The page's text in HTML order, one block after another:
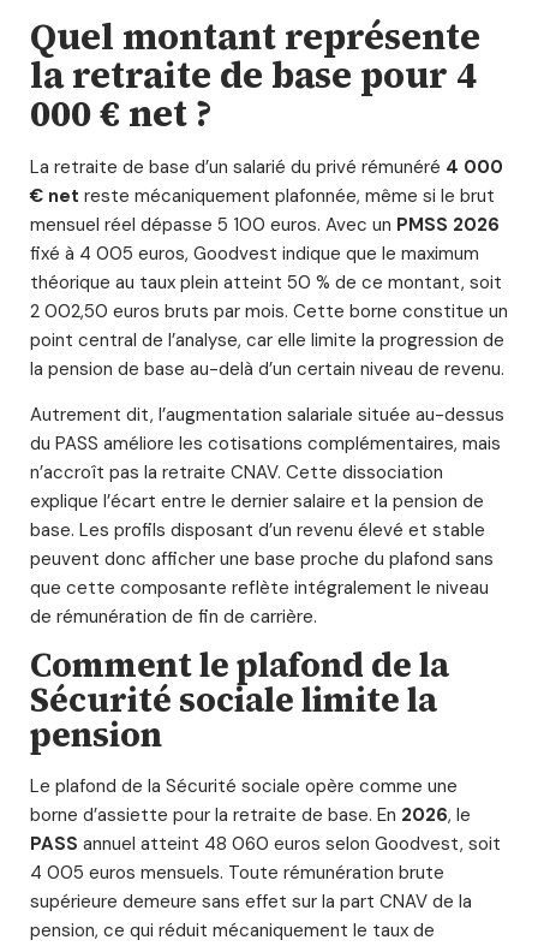
Quel montant représente
la retraite de base pour 4
000 € net ?
La retraite de base d’un salarié du privé rémunéré 4 000
€ net reste mécaniquement plafonnée, même si le brut
mensuel réel dépasse 5 100 euros. Avec un PMSS 2026
fixé à 4 005 euros, Goodvest indique que le maximum
théorique au taux plein atteint 50 % de ce montant, soit
2 002,50 euros bruts par mois. Cette borne constitue un
point central de l’analyse, car elle limite la progression de
la pension de base au-delà d’un certain niveau de revenu.
Autrement dit, l’augmentation salariale située au-dessus
du PASS améliore les cotisations complémentaires, mais
n’accroît pas la retraite CNAV. Cette dissociation
explique l’écart entre le dernier salaire et la pension de
base. Les profils disposant d’un revenu élevé et stable
peuvent donc afficher une base proche du plafond sans
que cette composante reflète intégralement le niveau
de rémunération de fin de carrière.
Comment le plafond de la
Sécurité sociale limite la
pension
Le plafond de la Sécurité sociale opère comme une
borne d’assiette pour la retraite de base. En 2026, le
PASS annuel atteint 48 060 euros selon Goodvest, soit
4 005 euros mensuels. Toute rémunération brute
supérieure demeure sans effet sur la part CNAV de la
pension, ce qui réduit mécaniquement le taux de